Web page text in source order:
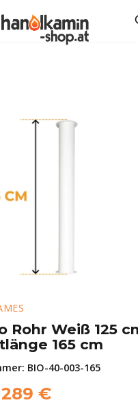
Rohr Weiß 125
165 cm
BIO-40-003-165
289 €